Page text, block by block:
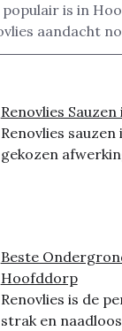
is in
aandacht
Renovlies
Renovlies
gekozen
Beste
Hoofddorp
Renovlies is de
strak en